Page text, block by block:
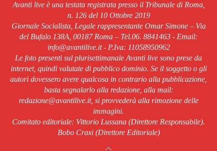
Avanti live è una testata registrata presso il Tribunale di Roma,
n. 126 del 10 Ottobre 2019
Giornale Socialista, Legale rappresentante Omar Simone – Via
del Bufalo 138A, 00187 Roma – Tel.06. 8841463 - Email:
info@avantilive.it - P.Iva: 11058950962
Le foto presenti sul plurisettimanale Avanti live sono prese da
internet, quindi valutate di pubblico dominio. Se il soggetto o gli
autori dovessero avere qualcosa in contrario alla pubblicazione,
basta segnalarlo alla redazione, alla mail:
redazione@avantilive.it, si provvederà alla rimozione delle
immagini.
Comitato editoriale: Vittorio Lussana (Direttore Responsabile).
Bobo Craxi (Direttore Editoriale)